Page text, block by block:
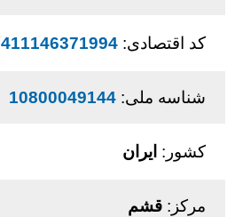
کد اقتصادی: 411146371994
شناسه ملی: 10800049144
کشور: ایران
مرکز: قشم